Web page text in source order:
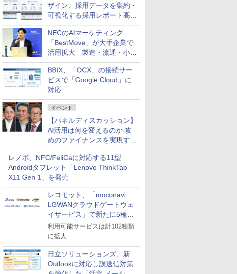
ザイン、採用データを集約・
可視化する採用レポート高速
化サービスを提供
NECのAIマーケティング
「BestMove」が大手企業で
活用拡大 製造・流通・小売
企業・広告代理店などが実装
フェーズへ
BBIX、「OCX」の接続サー
ビスで「Google Cloud」に
対応
イベント
【パネルディスカッション】
AI活用は何を変えるのか 攻
めのファイナンスを実現する
業務設計とマインドセット変
革
レノボ、NFC/FeliCaに対応する11型
Androidタブレット「Lenovo ThinkTab
X11 Gen 1」を発売
レコモット、「moconavi
LGWANクラウドゲートウェ
イサービス」で新たに5種類
のサービスと連携開始
利用可能サービスは計102種類
に拡大
日立ソリューションズ、新
Outlookに対応し誤送信対策